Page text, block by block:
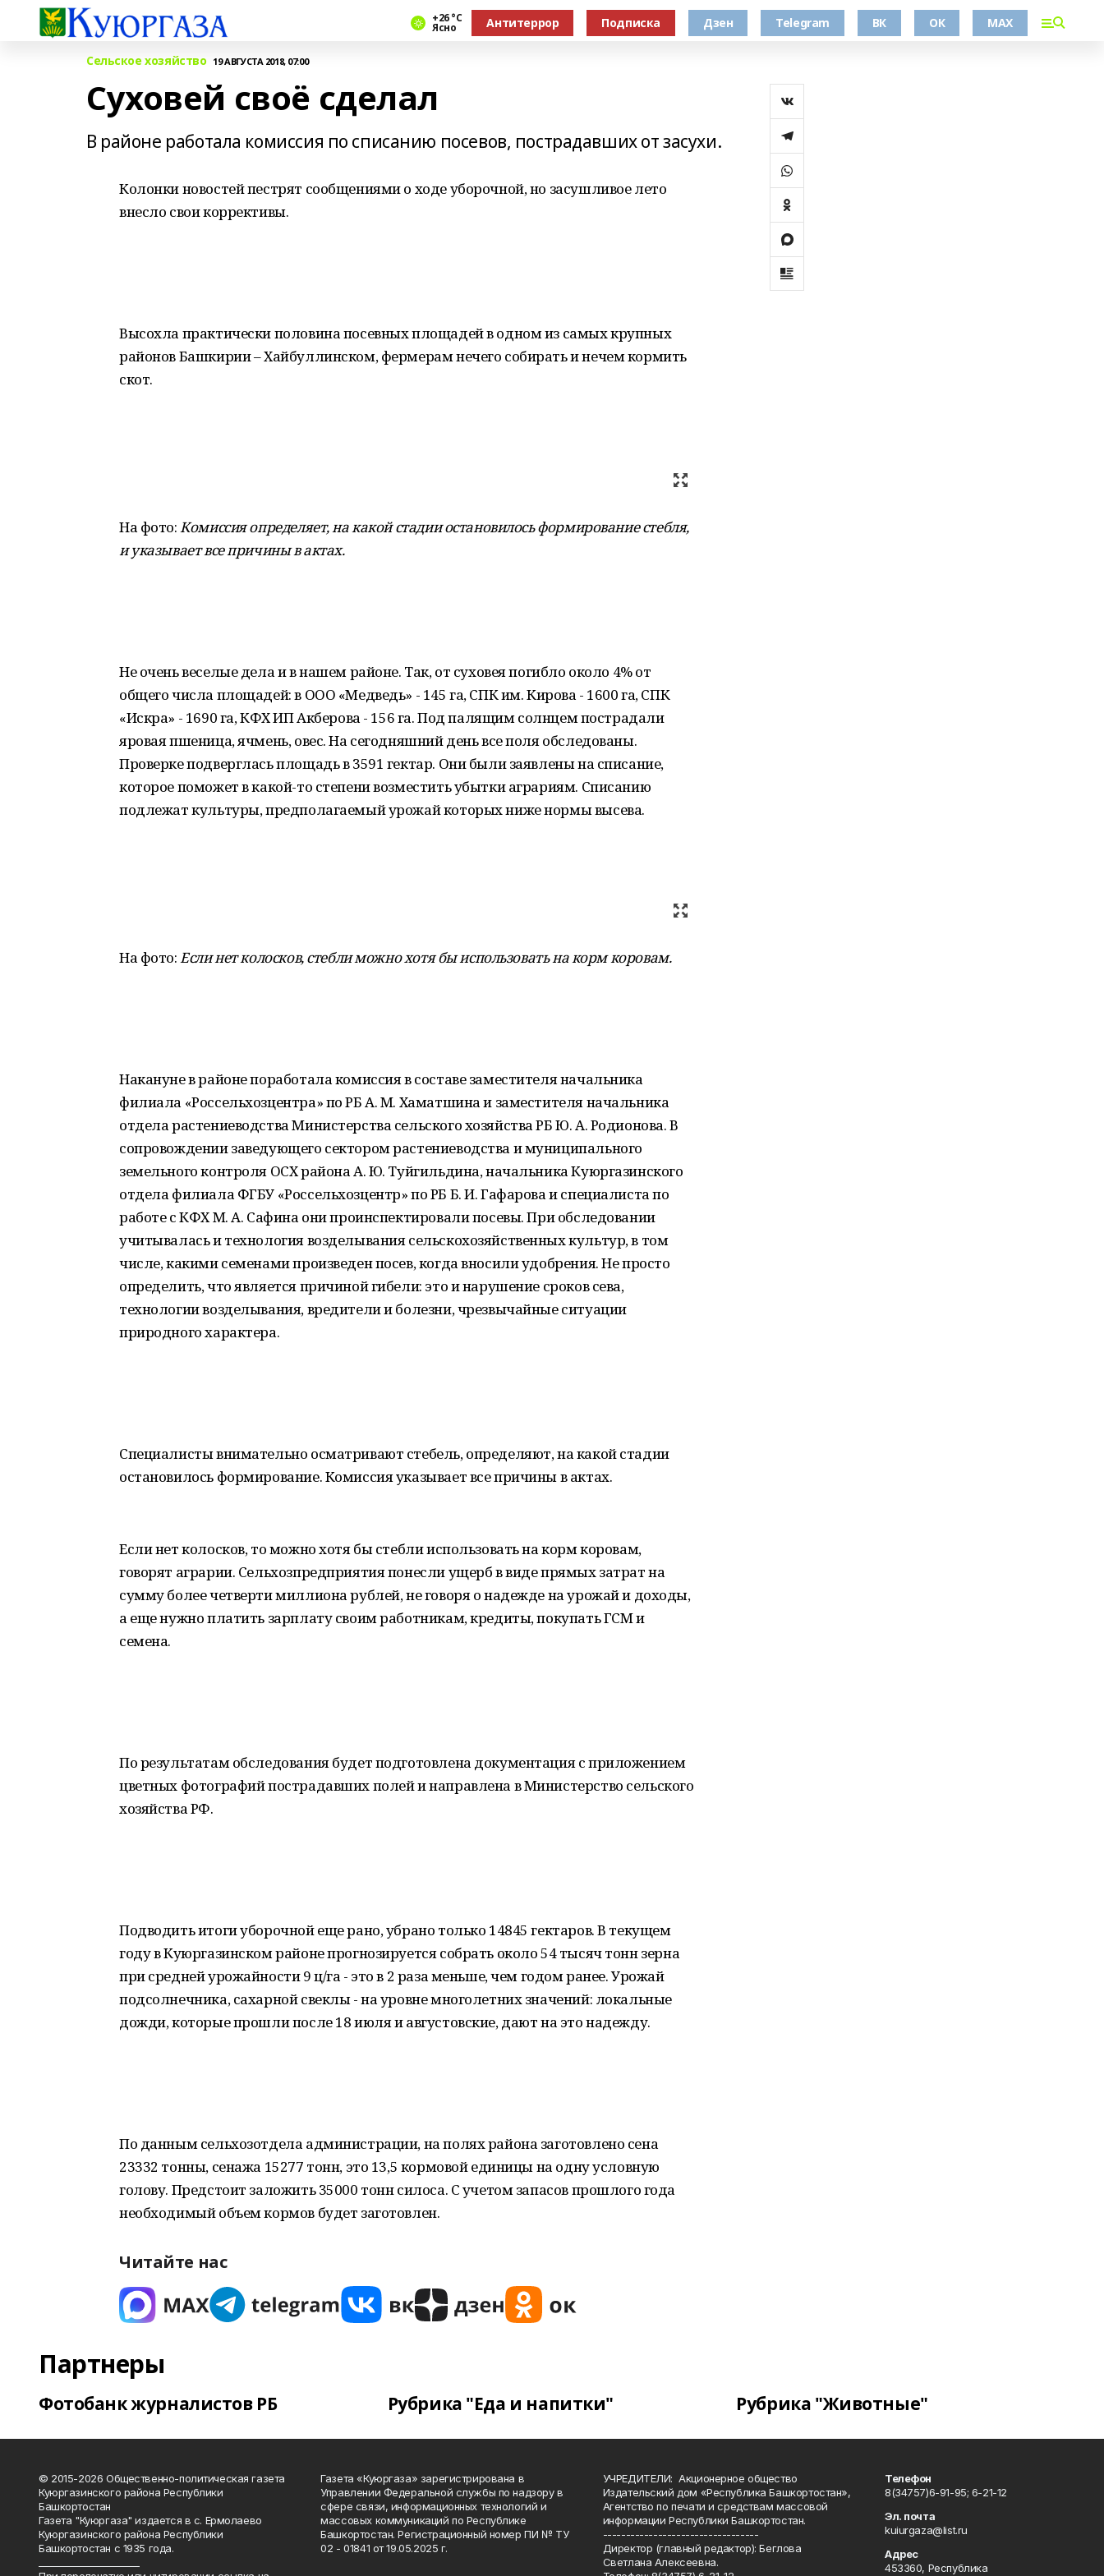
+26 °С
Ясно Антитеррор Подписка Дзен Telegram ВК ОК MAX
Сельское хозяйство 19 АВГУСТА 2018, 07:00
Суховей своё сделал
В районе работала комиссия по списанию посевов, пострадавших от засухи.
Колонки новостей пестрят сообщениями о ходе уборочной, но засушливое лето
внесло свои коррективы.
Высохла практически половина посевных площадей в одном из самых крупных
районов Башкирии – Хайбуллинском, фермерам нечего собирать и нечем кормить
скот.
На фото:Комиссия определяет, на какой стадии остановилось формирование стебля,
и указывает все причины в актах.
Не очень веселые дела и в нашем районе. Так, от суховея погибло около 4% от
общего числа площадей: в ООО «Медведь» - 145 га, СПК им. Кирова - 1600 га, СПК
«Искра» - 1690 га, КФХ ИП Акберова - 156 га. Под палящим солнцем пострадали
яровая пшеница, ячмень, овес. На сегодняшний день все поля обследованы.
Проверке подверглась площадь в 3591 гектар. Они были заявлены на списание,
которое поможет в какой-то степени возместить убытки аграриям. Списанию
подлежат культуры, предполагаемый урожай которых ниже нормы высева.
На фото:Если нет колосков, стебли можно хотя бы использовать на корм коровам.
Накануне в районе поработала комиссия в составе заместителя начальника
филиала «Россельхозцентра» по РБ А. М. Хаматшина и заместителя начальника
отдела растениеводства Министерства сельского хозяйства РБ Ю. А. Родионова. В
сопровождении заведующего сектором растениеводства и муниципального
земельного контроля ОСХ района А. Ю. Туйгильдина, начальника Куюргазинского
отдела филиала ФГБУ «Россельхозцентр» по РБ Б. И. Гафарова и специалиста по
работе с КФХ М. А. Сафина они проинспектировали посевы. При обследовании
учитывалась и технология возделывания сельскохозяйственных культур, в том
числе, какими семенами произведен посев, когда вносили удобрения. Не просто
определить, что является причиной гибели: это и нарушение сроков сева,
технологии возделывания, вредители и болезни, чрезвычайные ситуации
природного характера.
Специалисты внимательно осматривают стебель, определяют, на какой стадии
остановилось формирование. Комиссия указывает все причины в актах.
Если нет колосков, то можно хотя бы стебли использовать на корм коровам,
говорят аграрии. Сельхозпредприятия понесли ущерб в виде прямых затрат на
сумму более четверти миллиона рублей, не говоря о надежде на урожай и доходы,
а еще нужно платить зарплату своим работникам, кредиты, покупать ГСМ и
семена.
По результатам обследования будет подготовлена документация с приложением
цветных фотографий пострадавших полей и направлена в Министерство сельского
хозяйства РФ.
Подводить итоги уборочной еще рано, убрано только 14845 гектаров. В текущем
году в Куюргазинском районе прогнозируется собрать около 54 тысяч тонн зерна
при средней урожайности 9 ц/га - это в 2 раза меньше, чем годом ранее. Урожай
подсолнечника, сахарной свеклы - на уровне многолетних значений: локальные
дожди, которые прошли после 18 июля и августовские, дают на это надежду.
По данным сельхозотдела администрации, на полях района заготовлено сена
23332 тонны, сенажа 15277 тонн, это 13,5 кормовой единицы на одну условную
голову. Предстоит заложить 35000 тонн силоса. С учетом запасов прошлого года
необходимый объем кормов будет заготовлен.
Читайте нас
Партнеры
Фотобанк журналистов РБ Рубрика "Еда и напитки" Рубрика "Животные"
© 2015-2026 Общественно-политическая газета
Куюргазинского района Республики
Башкортостан
Газета "Куюргаза" издается в с. Ермолаево
Куюргазинского района Республики
Башкортостан с 1935 года.
Газета «Куюргаза» зарегистрирована в
Управлении Федеральной службы по надзору в
сфере связи, информационных технологий и
массовых коммуникаций по Республике
Башкортостан. Регистрационный номер ПИ № ТУ
02 - 01841 от 19.05.2025 г.
УЧРЕДИТЕЛИ: Акционерное общество
Издательский дом «Республика Башкортостан»,
Агентство по печати и средствам массовой
информации Республики Башкортостан.
----------------------------------
Директор (главный редактор): Беглова
Светлана Алексеевна.
Телефон
8(34757)6-91-95; 6-21-12
Эл. почта
kuiurgaza@list.ru
Адрес
453360, Республика